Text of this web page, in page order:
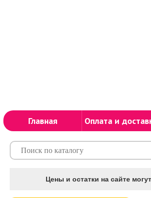
Главная Оплата и
Цены и остатки на сайте